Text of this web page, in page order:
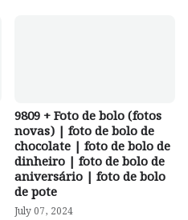
9809 + Foto de bolo (fotos
novas) | foto de bolo de
chocolate | foto de bolo de
dinheiro | foto de bolo de
aniversário | foto de bolo
de pote
July 07, 2024